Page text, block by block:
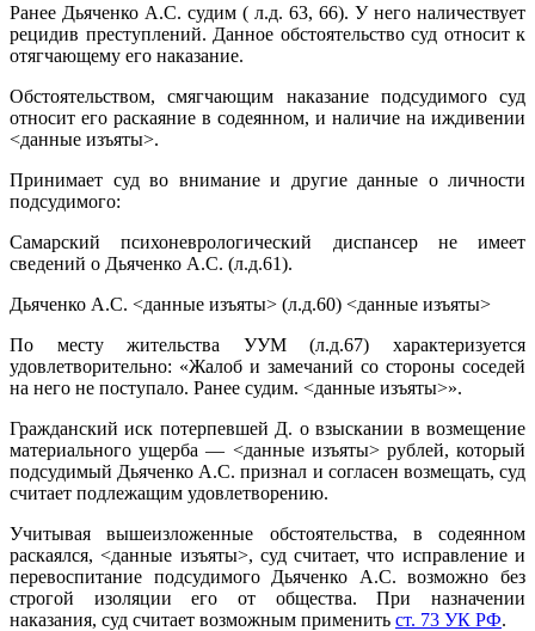
Ранее Дьяченко А.С. судим ( л.д. 63, 66). У него наличествует
рецидив преступлений. Данное обстоятельство суд относит к
отягчающему его наказание.
Обстоятельством, смягчающим наказание подсудимого суд
относит его раскаяние в содеянном, и наличие на иждивении
<данные изъяты>.
Принимает суд во внимание и другие данные о личности
подсудимого:
Самарский психоневрологический диспансер не имеет
сведений о Дьяченко А.С. (л.д.61).
Дьяченко А.С. <данные изъяты> (л.д.60) <данные изъяты>
По месту жительства УУМ (л.д.67) характеризуется
удовлетворительно: «Жалоб и замечаний со стороны соседей
на него не поступало. Ранее судим. <данные изъяты>».
Гражданский иск потерпевшей Д. о взыскании в возмещение
материального ущерба — <данные изъяты> рублей, который
подсудимый Дьяченко А.С. признал и согласен возмещать, суд
считает подлежащим удовлетворению.
Учитывая вышеизложенные обстоятельства, в содеянном
раскаялся,<данные изъяты>, суд считает, что исправление и
перевоспитание подсудимого Дьяченко А.С. возможно без
строгой изоляции его от общества. При назначении
наказания, суд считает возможным применить ст. 73 УК РФ.